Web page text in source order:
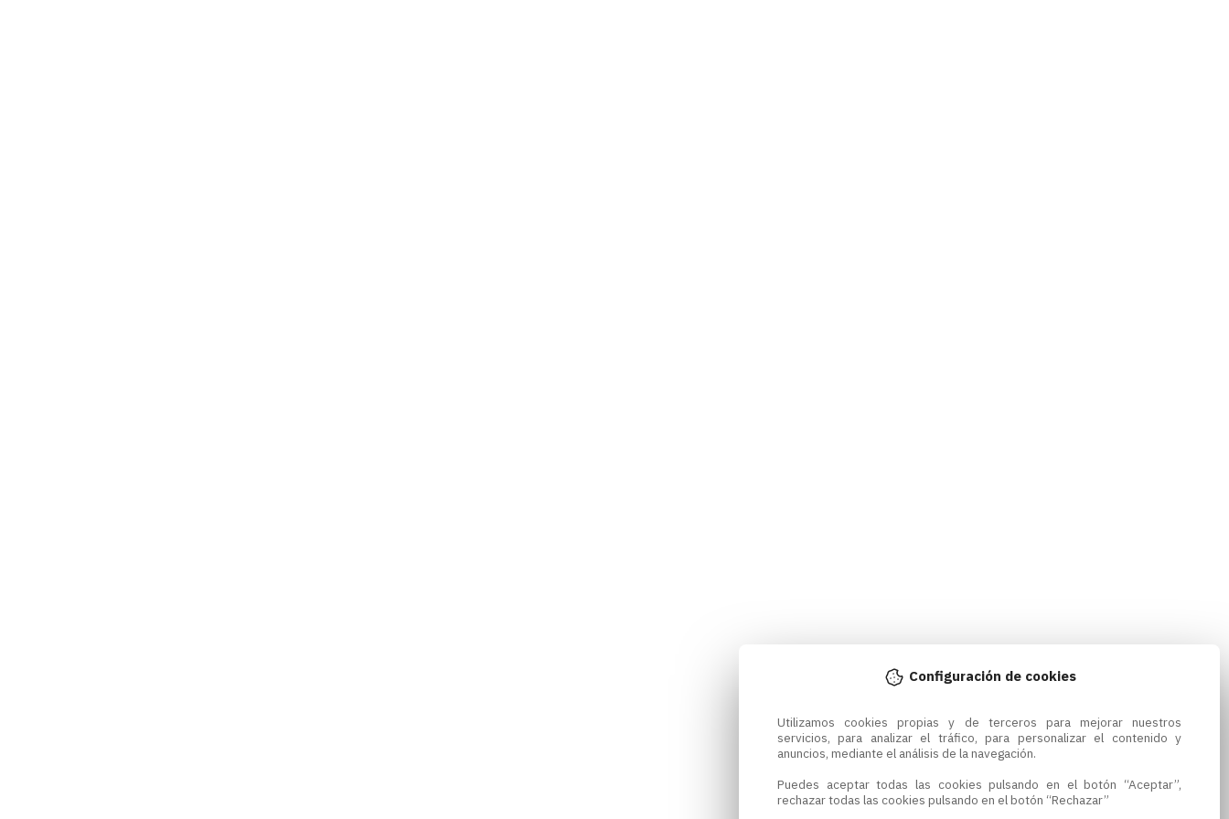
Configuración de cookies
Utilizamos cookies propias y de terceros para mejorar nuestros
servicios, para analizar el tráfico, para personalizar el contenido y
anuncios, mediante el análisis de la navegación.
Puedes aceptar todas las cookies pulsando en el botón “Aceptar”,
rechazar todas las cookies pulsando en el botón “Rechazar”